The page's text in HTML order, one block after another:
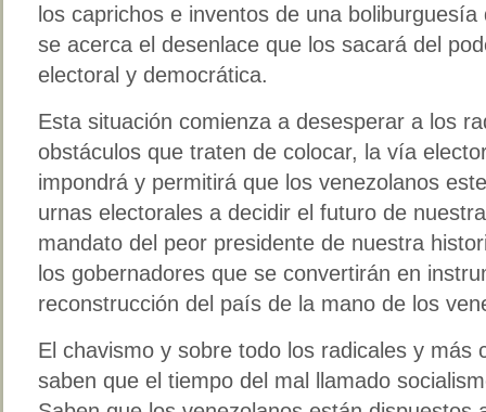
los caprichos e inventos de una
se acerca el desenlace que los sacará del
electoral y democrática.
Esta situación comienza a desesperar a los
obstáculos que traten de colocar, la vía
impondrá y permitirá que los venezolanos
urnas electorales a decidir el futuro de
mandato del peor presidente de nuestra
los gobernadores que se convertirán en
reconstrucción del país de la mano de los
El chavismo y sobre todo los radicales y más
saben que el tiempo del mal llamado